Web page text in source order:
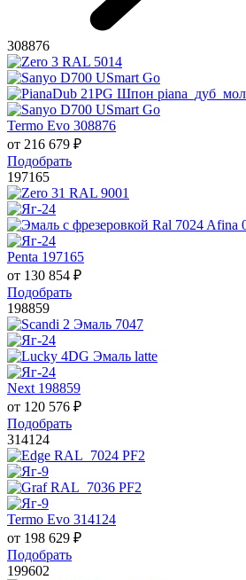
308876
Termo Evo 308876
от 216 679 ₽
Подобрать
197165
Penta 197165
от 130 854 ₽
Подобрать
198859
Next 198859
от 120 576 ₽
Подобрать
314124
Termo Evo 314124
от 198 629 ₽
Подобрать
199602